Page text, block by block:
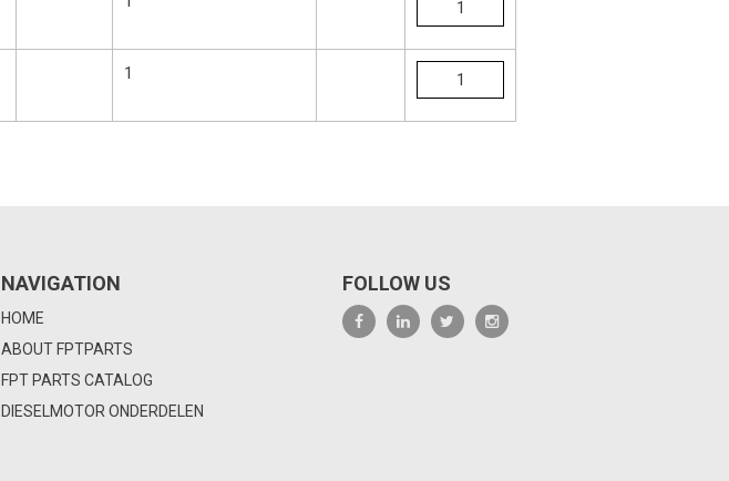
1
NAVIGATION
HOME
ABOUT FPTPARTS
FPT PARTS CATALOG
DIESELMOTOR ONDERDELEN
FOLLOW US